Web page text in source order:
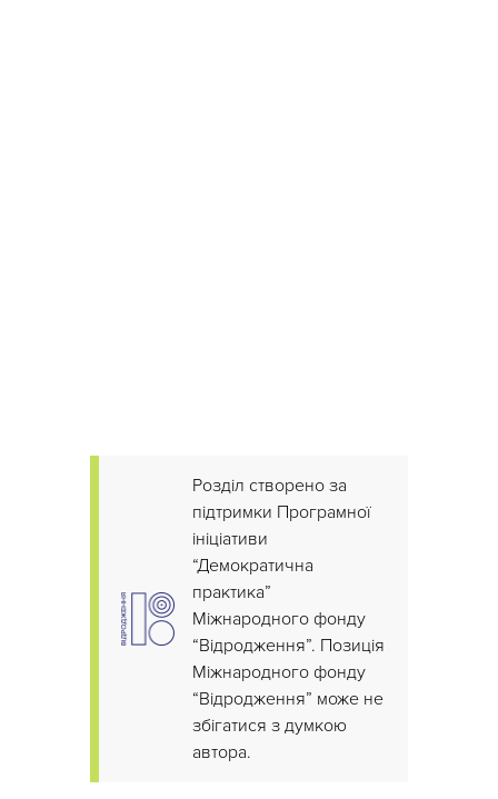
Розділ створено за
підтримки Програмної
ініціативи
“Демократична
практика”
Міжнародного фонду
“Відродження”. Позиція
Міжнародного фонду
“Відродження” може не
збігатися з думкою
автора.